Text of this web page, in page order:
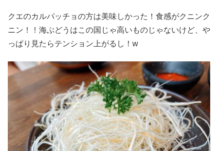
クエのカルパッチョの方は美味しかった！食感がクニンク
ニン！！海ぶどうはこの国じゃ高いものじゃないけど、や
っぱり見たらテンション上がるし！w